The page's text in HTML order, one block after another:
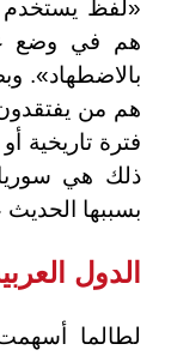
«لفظ يستخدم
هم في وضع
بالاضطهاد».
هم من
فترة تاريخية
ذلك هي سوريا
بسببها
الدول
لطالما